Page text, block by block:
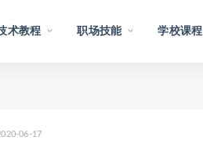
术教程 职场技能 学校课程
06-17